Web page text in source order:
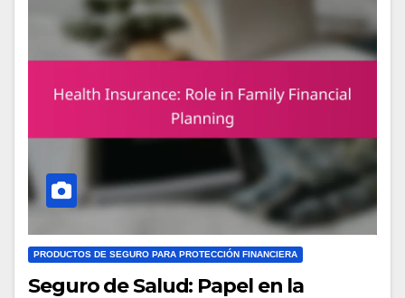
PRODUCTOS DE SEGURO PARA PROTECCIÓN FINANCIERA
Seguro de Salud: Papel en la